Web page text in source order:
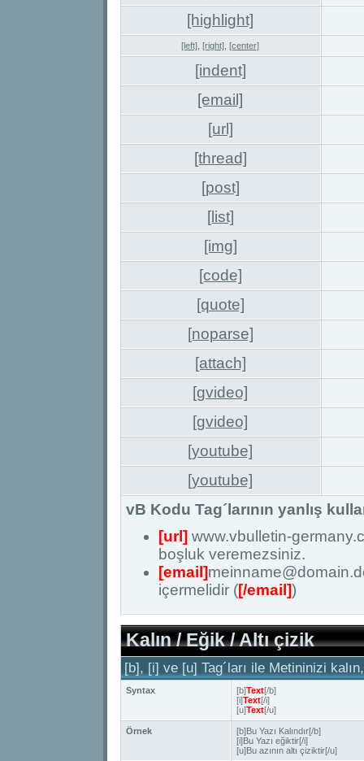
[highlight]
[left] [right] [center]
[indent]
[email]
[url]
[thread]
[post]
[list]
[img]
[code]
[quote]
[noparse]
[attach]
[gvideo]
[gvideo]
[youtube]
[youtube]
vB Kodu Tag´larının yanlış
[url] www.vbulletin-
boşluk veremezsiniz.
[email]
içermelidir ([/email])
Kalın / Eğik / Altı çizik
[b], [i] ve [u] Tag´ları ile Metininizi
Syntax [b]Text[/b]
[i]Text[/i]
[u]Text[/u]
Örnek
[b]Bu Yazı Kalındır[/b]
[i]Bu Yazı eğiktir[/i]
[u]Bu azının altı çiziktir[/u]